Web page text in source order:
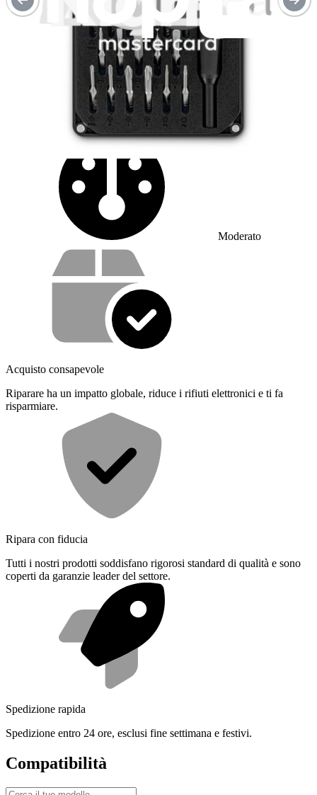
Segui questa guida per sostituire una batteria...
45 minuti - 2 ore
Difficoltà:
Moderato
Cosa offriamo con il nostro servizio
Acquisto consapevole
Riparare ha un impatto globale, riduce i rifiuti elettronici e ti fa
risparmiare.
Ripara con fiducia
Tutti i nostri prodotti soddisfano rigorosi standard di qualità e sono
coperti da garanzie leader del settore.
Spedizione rapida
Spedizione entro 24 ore, esclusi fine settimana e festivi.
Compatibilità